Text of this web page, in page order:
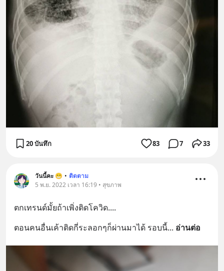
20 บันทึก 83 7 33
วันนี้คะ 😁 • ติดตาม
5 พ.ย. 2022 เวลา 16:19 • สุขภาพ
ตกเทรนด์​มั้ยถ้าเพิ่งติดโควิด....
ตอนคนอื่นเค้าติดกี่ระลอกๆก็ผ่านมาได้ รอบนี้... อ่านต่อ